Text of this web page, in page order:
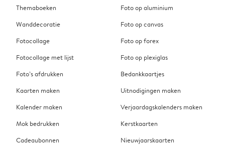
Themaboeken
Wanddecoratie
Fotocollage
Fotocollage met lijst
Foto’s afdrukken
Kaarten maken
Kalender maken
Mok bedrukken
Cadeaubonnen
Foto op aluminium
Foto op canvas
Foto op forex
Foto op plexiglas
Bedankkaartjes
Uitnodigingen maken
Verjaardagskalenders maken
Kerstkaarten
Nieuwjaarskaarten